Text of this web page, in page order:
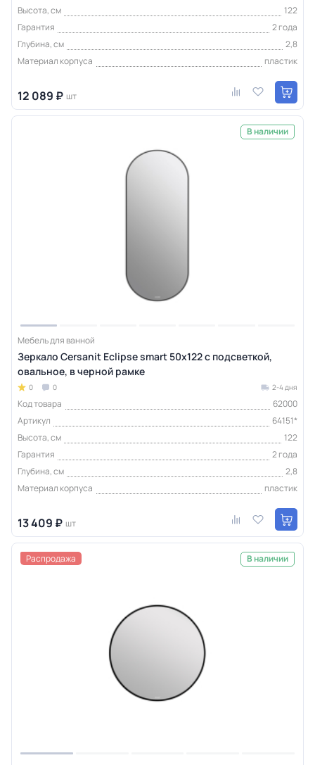
Высота, см
122
Гарантия
2 года
Глубина, см
2,8
Материал корпуса
пластик
12 089 ₽ шт
В наличии
Мебель для ванной
Зеркало Cersanit Eclipse smart 50x122 с подсветкой,
овальное, в черной рамке
0 0 2-4 дня
Код товара
62000
Артикул
64151*
Высота, см
122
Гарантия
2 года
Глубина, см
2,8
Материал корпуса
пластик
13 409 ₽ шт
Распродажа В наличии